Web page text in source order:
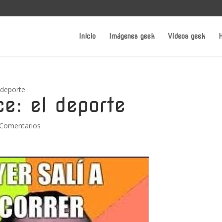
Inicio Imágenes geek Vídeos geek
el deporte